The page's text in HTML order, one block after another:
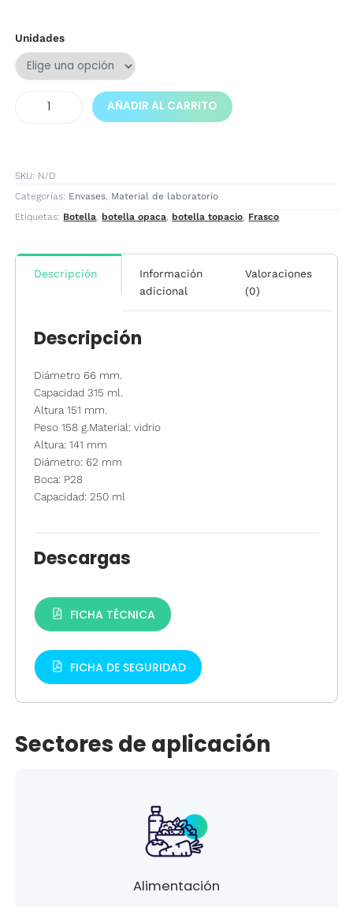
Unidades
Frasco
250
AÑADIR AL CARRITO
SKU: N/D
Categorías: Envases, Material de laboratorio
Etiquetas: Botella, botella opaca, botella topacio, Frasco
Descripción
Información
adicional
Valoraciones
(0)
Descripción
Diámetro 66 mm.
Capacidad 315 ml.
Altura 151 mm.
Peso 158 g.Material: vidrio
Altura: 141 mm
Diámetro: 62 mm
Boca: P28
Capacidad: 250 ml
Descargas
FICHA TÉCNICA
FICHA DE SEGURIDAD
Sectores de aplicación
Alimentación